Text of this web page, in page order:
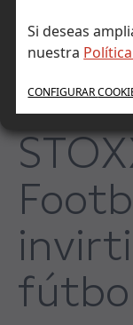
Si deseas
nuestra
CONFIGURAR